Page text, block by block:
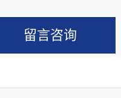
留言咨询